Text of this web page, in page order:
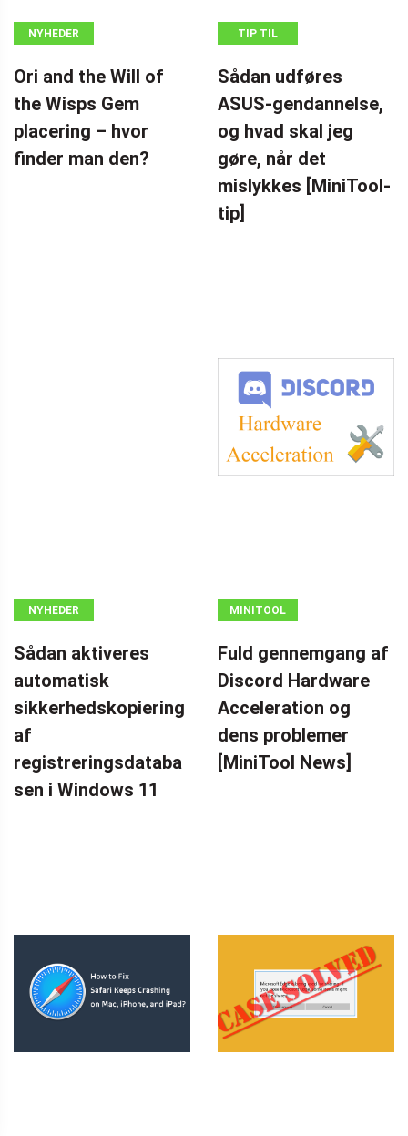
NYHEDER
Ori and the Will of
the Wisps Gem
placering – hvor
finder man den?
TIP TIL
Sådan udføres
ASUS-gendannelse,
og hvad skal jeg
gøre, når det
mislykkes [MiniTool-
tip]
NYHEDER
Sådan aktiveres
automatisk
sikkerhedskopiering
af
registreringsdataba
sen i Windows 11
MINITOOL
Fuld gennemgang af
Discord Hardware
Acceleration og
dens problemer
[MiniTool News]